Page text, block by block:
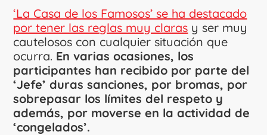
‘La Casa de los Famosos’ se ha destacado
por tener las reglas muy claras y ser muy
cautelosos con cualquier situación que
ocurra. En varias ocasiones, los
participantes han recibido por parte del
‘Jefe’ duras sanciones, por bromas, por
sobrepasar los límites del respeto y
además, por moverse en la actividad de
‘congelados’.